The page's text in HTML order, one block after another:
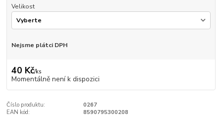
Velikost
Nejsme plátci DPH
40 Kč/ks
Momentálně není k dispozici
Číslo produktu:
0267
EAN kód:
8590795300208